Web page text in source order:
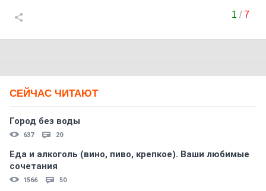
1 /7
СЕЙЧАС ЧИТАЮТ
Город без воды
637 20
Еда и алкоголь (вино, пиво, крепкое). Ваши любимые
сочетания
1566 50